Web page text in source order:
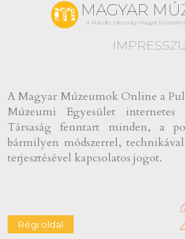
MAGYAR
A Pulszky Társaság-Magyar Múzeumi
A Magyar Múzeumok Online a
Múzeumi Egyesület
Társaság fenntart minden, a
bármilyen módszerrel,
terjesztésével kapcsolatos jogot.